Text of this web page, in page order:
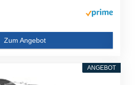
Zum Angebot
ANGEBOT